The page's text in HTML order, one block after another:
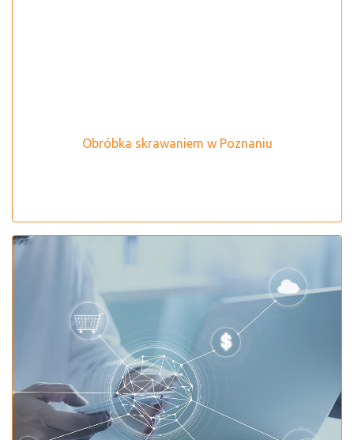
Obróbka skrawaniem w Poznaniu